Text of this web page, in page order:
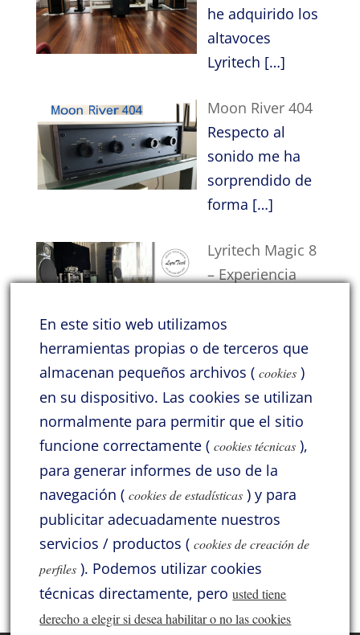
he adquirido los
altavoces
Lyritech […]
Moon River 404
Respecto al
sonido me ha
sorprendido de
forma […]
Lyritech Magic 8
– Experiencia
casa
Tengo la satisfacción de contar con a
amistad de […]
Categorías
Acoustic Signature Acrolink Atlas Audio Solutions
Benz Micro Cayin General Hana HiDiamond
KLH Lyritech Cables
Lyritech Loudspeakers Moonriver Pass Labs ProAc
SME Solid Tech Sorane Thivan Varios
En este sitio web utilizamos
herramientas propias o de terceros que
almacenan pequeños archivos (cookies )
en su dispositivo. Las cookies se utilizan
normalmente para permitir que el sitio
funcione correctamente (cookies técnicas ),
para generar informes de uso de la
navegación (cookies de estadísticas ) y para
publicitar adecuadamente nuestros
servicios / productos (cookies de creación de
perfiles ). Podemos utilizar cookies
técnicas directamente, perousted tiene
derecho a elegir si desea habilitar o no las cookies